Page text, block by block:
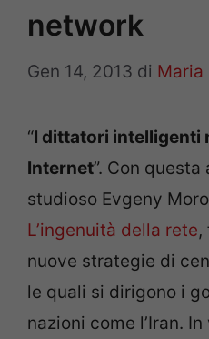
network
Gen 14, 2013 di Maria
“I dittatori intelligenti
Internet”. Con
studioso Evgeny
L’ingenuità della rete,
nuove strategie di
le quali si dirigono i
nazioni come l’Iran.